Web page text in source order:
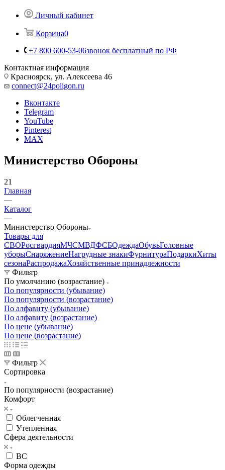
Личный кабинет
Корзина0
+7 800 600-53-06звонок бесплатный по РФ
Контактная информация
Красноярск, ул. Алексеева 46
connect@24poligon.ru
Вконтакте
Telegram
YouTube
Pinterest
MAX
Министерство Обороны
21
Главная
—
Каталог
—
Министерство Обороны
Товары для
СВОРосгвардияМЧСМВДФСБОдеждаОбувьГоловные
уборыСнаряжениеНагрудные знакиФурнитураПодаркиХиты
сезонаРаспродажаХозяйственные принадлежности
Фильтр
По умолчанию (возрастание)
По популярности (убывание)
По популярности (возрастание)
По алфавиту (убывание)
По алфавиту (возрастание)
По цене (убывание)
По цене (возрастание)
Фильтр
Сортировка
По популярности (возрастание)
Комфорт
Облегченная
Утепленная
Сфера деятельности
ВС
Форма одежды